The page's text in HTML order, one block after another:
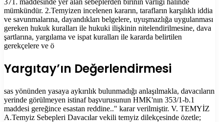
mümkündür. 2.Temyizen incelenen kararın, tarafların karşılıklı iddia
ve savunmalarına, dayandıkları belgelere, uyuşmazlığa uygulanması
gereken hukuk kuralları ile hukuki ilişkinin nitelendirilmesine, dava
şartlarına, yargılama ve ispat kuralları ile kararda belirtilen
gerekçelere ve ö
Yargıtay’ın Değerlendirmesi
sas yönünden yasaya aykırılık bulunmadığı anlaşılmakla, davacıların
yerinde görülmeyen istinaf başvurusunun HMK'nın 353/1-b.1
maddesi gereğince esastan reddine.." karar verilmiştir. V. TEMYİZ
A.Temyiz Sebepleri Davacılar vekili temyiz dilekçesinde özetle;